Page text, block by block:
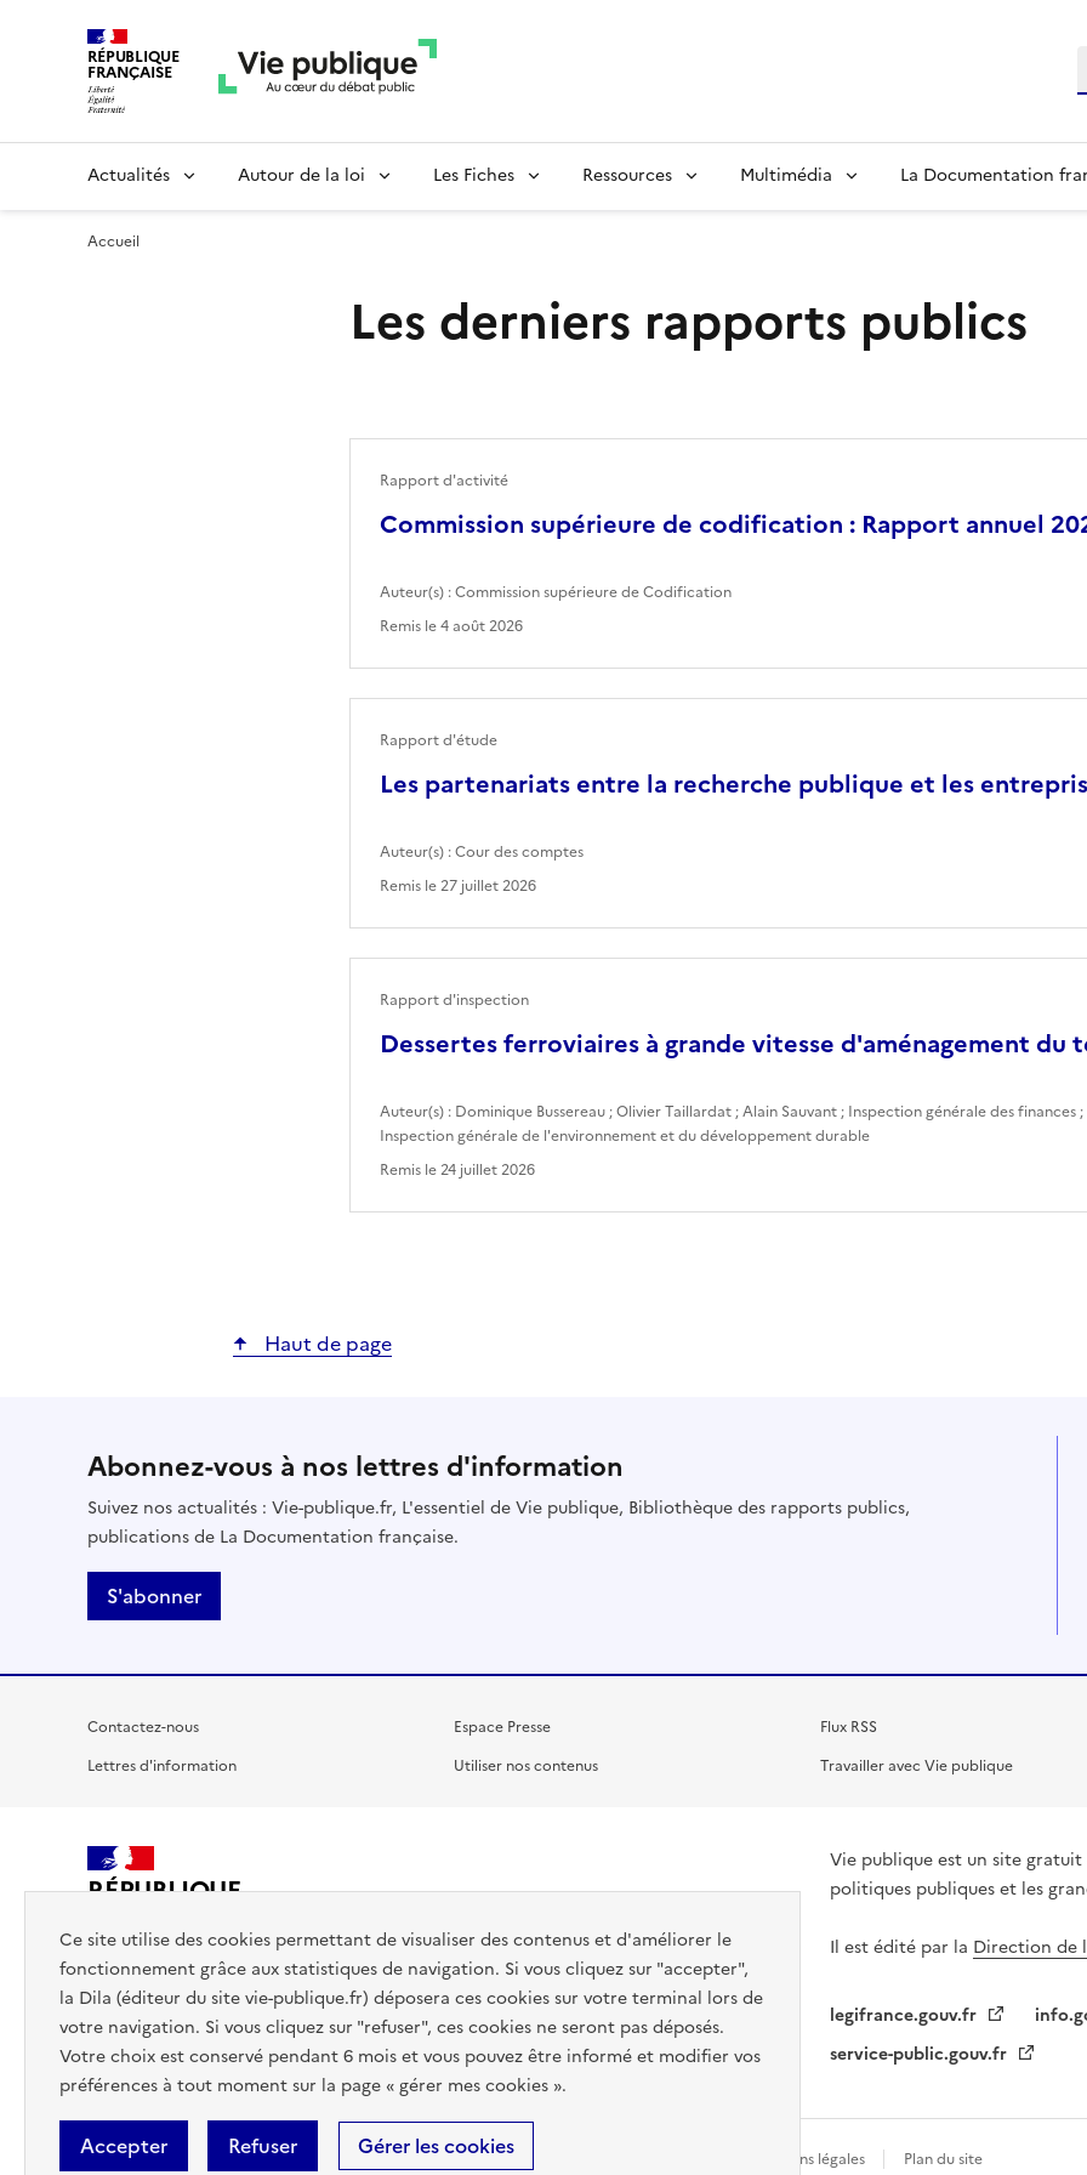
Ce site utilise des cookies permettant de visualiser des contenus et d'améliorer le
fonctionnement grâce aux statistiques de navigation. Si vous cliquez sur "accepter",
la Dila (éditeur du site vie-publique.fr) déposera ces cookies sur votre terminal lors de
votre navigation. Si vous cliquez sur "refuser", ces cookies ne seront pas déposés.
Votre choix est conservé pendant 6 mois et vous pouvez être informé et modifier vos
préférences à tout moment sur la page « gérer mes cookies ».
Accepter Refuser Gérer les cookies
RÉPUBLIQUE
FRANÇAISE
Actualités Autour de la loi Les Fiches Ressources Multimédia La Documentation
Accueil
Les derniers rapports publics
Commission supérieure de codification : Rapport annuel
Rapport d'activité
Auteur(s) :Commission supérieure de Codification
Remis le4 août 2026
Les partenariats entre la recherche publique et les
Rapport d'étude
Auteur(s) :Cour des comptes
Remis le27 juillet 2026
Dessertes ferroviaires à grande vitesse d'aménagement du
Rapport d'inspection
Auteur(s) : Dominique Bussereau ;Olivier Taillardat ;Alain Sauvant ; Inspection générale des finances ;
Inspection générale de l'environnement et du développement durable
Remis le24 juillet 2026
Haut de page
Abonnez-vous à nos lettres d'information
Suivez nos actualités : Vie-publique.fr, L'essentiel de Vie publique, Bibliothèque des rapports publics,
publications de La Documentation française.
S'abonner
Contactez-nous
Lettres d'information
Espace Presse
Utiliser nos contenus
Flux RSS
Travailler avec Vie publique
RÉPUBLIQUE
Vie publique est un site
politiques publiques et les
Il est édité par la Direction de
legifrance.gouv.fr
service-public.gouv.fr
Accessibilité : totalement conforme Données personnelles Mentions légales Plan du site